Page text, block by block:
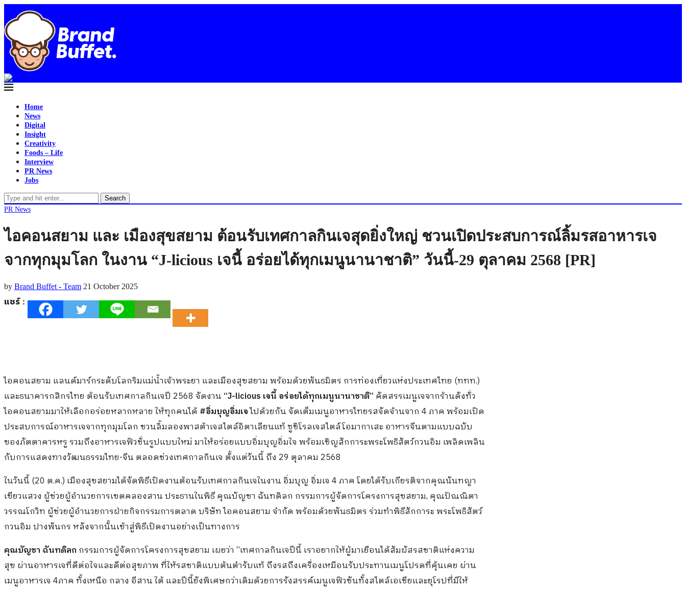
Home
News
Digital
Insight
Creativity
Foods – Life
Interview
PR News
Jobs
Search
PR News
ไอคอนสยาม และ เมืองสุขสยาม ต้อนรับเทศกาลกินเจสุดยิ่งใหญ่ ชวนเปิดประสบการณ์ลิ้มรสอาหารเจ
จากทุกมุมโลก ในงาน “J-licious เจนี้ อร่อยได้ทุกเมนูนานาชาติ” วันนี้-29 ตุลาคม 2568 [PR]
by Brand Buffet - Team 21 October 2025
แชร์ :
ไอคอนสยาม แลนด์มาร์กระดับโลกริมแม่น้ำเจ้าพระยา และเมืองสุขสยาม พร้อมด้วยพันธมิตร การท่องเที่ยวแห่งประเทศไทย (ททท.)
และธนาคารกสิกรไทย ต้อนรับเทศกาลกินเจปี 2568 จัดงาน “J-licious เจนี้ อร่อยได้ทุกเมนูนานาชาติ” คัดสรรเมนูเจจากร้านดังทั่ว
ไอคอนสยามมาให้เลือกอร่อยหลากหลาย ให้ทุกคนได้ #อิ่มบุญอิ่มเจไปด้วยกัน จัดเต็มเมนูอาหารไทยรสจัดจ้านจาก 4 ภาค พร้อมเปิด
ประสบการณ์อาหารเจจากทุกมุมโลก ชวนลิ้มลองพาสต้าเจสไตล์อิตาเลียนแท้ ซูชิโรลเจสไตล์โอมากาเสะ อาหารจีนตามแบบฉบับ
ของภัตตาคารหรู รวมถึงอาหารเจฟิวชั่นรูปแบบใหม่ มาให้อร่อยแบบอิ่มบุญอิ่มใจ พร้อมเชิญสักการะพระโพธิสัตว์กวนอิม เพลิดเพลิน
กับการแสดงทางวัฒนธรรมไทย-จีน ตลอดช่วงเทศกาลกินเจ ตั้งแต่วันนี้ ถึง 29 ตุลาคม 2568
ในวันนี้ (20 ต.ค.) เมืองสุขสยามได้จัดพิธีเปิดงานต้อนรับเทศกาลกินเจในงาน อิ่มบุญ อิ่มเจ 4 ภาค โดยได้รับเกียรติจากคุณนันทญา
เขียวแสวง ผู้ช่วยผู้อำนวยการเขตคลองสาน ประธานในพิธี คุณบัญชา ฉันทดิลก กรรมการผู้จัดการโครงการสุขสยาม, คุณปัณณิตา
วรรณโกวิท ผู้ช่วยผู้อำนวยการฝ่ายกิจกรรมการตลาด บริษัท ไอคอนสยาม จำกัด พร้อมด้วยพันธมิตร ร่วมทำพิธีสักการะ พระโพธิสัตว์
กวนอิม ปางพันกร หลังจากนั้นเข้าสู่พิธีเปิดงานอย่างเป็นทางการ
คุณบัญชา ฉันทดิลก กรรมการผู้จัดการโครงการสุขสยาม เผยว่า “เทศกาลกินเจปีนี้ เราอยากให้ผู้มาเยือนได้สัมผัสรสชาติแห่งความ
สุข ผ่านอาหารเจที่ดีต่อใจและดีต่อสุขภาพ ที่ให้รสชาติแบบต้นตำรับแท้ ถึงรสถึงเครื่องเหมือนรับประทานเมนูโปรดที่คุ้นเคย ผ่าน
เมนูอาหารเจ 4ภาค ทั้งเหนือ กลาง อีสาน ใต้ และปีนี้ยังพิเศษกว่าเดิมด้วยการรังสรรค์เมนูเจฟิวชันทั้งสไตล์เอเชียและยุโรปที่มีให้